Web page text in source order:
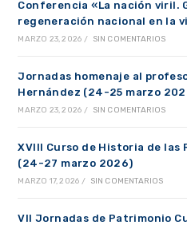
Conferencia «La nación viril.
regeneración nacional en la
MARZO 23, 2026 / SIN COMENTARIOS
Jornadas homenaje al
Hernández (24-25 marzo
MARZO 23, 2026 / SIN COMENTARIOS
XVIII Curso de Historia de
(24-27 marzo 2026)
MARZO 17, 2026 / SIN COMENTARIOS
VII Jornadas de Patrimonio